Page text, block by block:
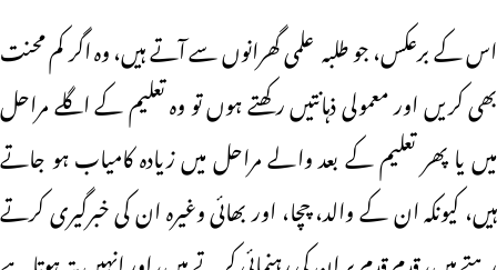
اس کے برعکس، جو طلبہ علمی گھرانوں سے آتے ہیں، وہ اگر کم محنت
بھی کریں اور معمولی ذہانتیں رکھتے ہوں تو وہ تعلیم کے اگلے مراحل
میں یا پھر تعلیم کے بعد والے مراحل میں زیادہ کامیاب ہو جاتے
ہیں، کیونکہ ان کے والد، چچا، اور بھائی وغیرہ ان کی خبرگیری کرتے